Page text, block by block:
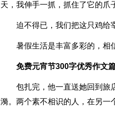
天，我伸手一抓，抓住了它的爪
迫不得已，我们把这只鸡给
暑假生活是丰富多彩的，相
免费元宵节300字优秀作文
包扎完，他一直送她回到旅
漪。两个素不相识的人，在另一